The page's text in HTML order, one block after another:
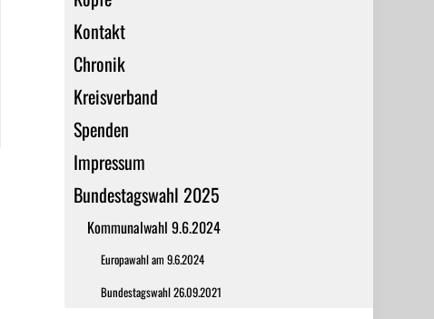
Kontakt
Chronik
Kreisverband
Spenden
Impressum
Bundestagswahl 2025
Kommunalwahl 9.6.2024
Europawahl am 9.6.2024
Bundestagswahl 26.09.2021